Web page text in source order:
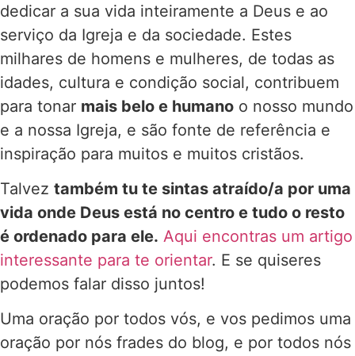
dedicar a sua vida inteiramente a Deus e ao
serviço da Igreja e da sociedade. Estes
milhares de homens e mulheres, de todas as
idades, cultura e condição social, contribuem
para tonar mais belo e humano o nosso mundo
e a nossa Igreja, e são fonte de referência e
inspiração para muitos e muitos cristãos.
Talvez também tu te sintas atraído/a por uma
vida onde Deus está no centro e tudo o resto
é ordenado para ele. Aqui encontras um artigo
interessante para te orientar. E se quiseres
podemos falar disso juntos!
Uma oração por todos vós, e vos pedimos uma
oração por nós frades do blog, e por todos nós